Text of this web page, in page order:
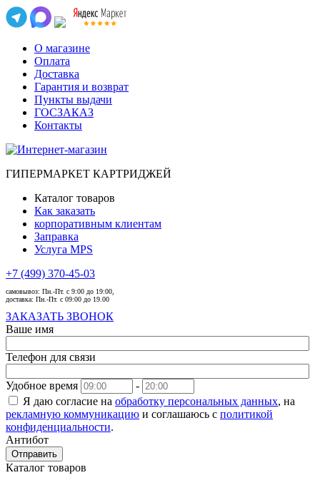
О магазине
Оплата
Доставка
Гарантия и возврат
Пункты выдачи
ГОСЗАКАЗ
Контакты
ГИПЕРМАРКЕТ КАРТРИДЖЕЙ
Каталог товаров
Как заказать
корпоративным клиентам
Заправка
Услуга MPS
+7 (499) 370-45-03
самовывоз: Пн.-Пт. с 9:00 до 19:00,
доставка: Пн.-Пт. с 09:00 до 19.00
ЗАКАЗАТЬ ЗВОНОК
Ваше имя
Телефон для связи
Удобное время
-
Я даю согласие на обработку персональных данных, на
рекламную коммуникацию и соглашаюсь с политикой
конфиденциальности.
Антибот
Отправить
Каталог товаров